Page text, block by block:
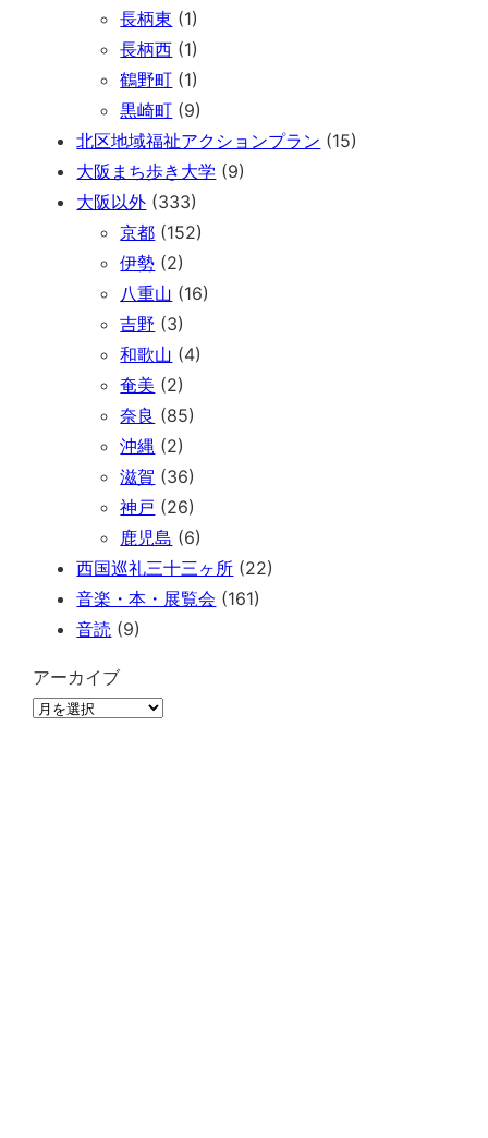
長柄東 (1)
長柄西 (1)
鶴野町 (1)
黒崎町 (9)
北区地域福祉アクションプラン (15)
大阪まち歩き大学 (9)
大阪以外 (333)
京都 (152)
伊勢 (2)
八重山 (16)
吉野 (3)
和歌山 (4)
奄美 (2)
奈良 (85)
沖縄 (2)
滋賀 (36)
神戸 (26)
鹿児島 (6)
西国巡礼三十三ヶ所 (22)
音楽・本・展覧会 (161)
音読 (9)
アーカイブ